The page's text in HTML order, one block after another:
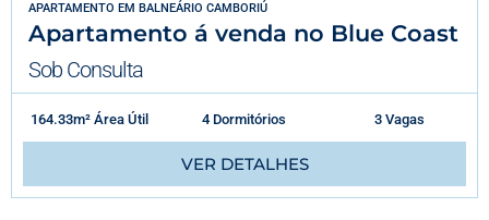
APARTAMENTO EM BALNEÁRIO CAMBORIÚ
Apartamento á venda no Blue Coast
Sob Consulta
164.33m² Área Útil 4 Dormitórios 3 Vagas
VER DETALHES